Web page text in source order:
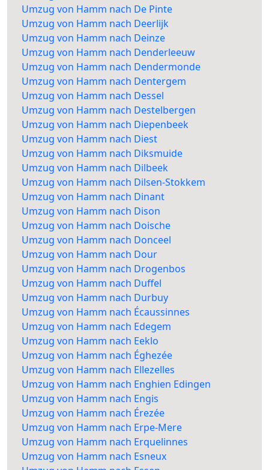
Umzug von Hamm nach De Pinte
Umzug von Hamm nach Deerlijk
Umzug von Hamm nach Deinze
Umzug von Hamm nach Denderleeuw
Umzug von Hamm nach Dendermonde
Umzug von Hamm nach Dentergem
Umzug von Hamm nach Dessel
Umzug von Hamm nach Destelbergen
Umzug von Hamm nach Diepenbeek
Umzug von Hamm nach Diest
Umzug von Hamm nach Diksmuide
Umzug von Hamm nach Dilbeek
Umzug von Hamm nach Dilsen-Stokkem
Umzug von Hamm nach Dinant
Umzug von Hamm nach Dison
Umzug von Hamm nach Doische
Umzug von Hamm nach Donceel
Umzug von Hamm nach Dour
Umzug von Hamm nach Drogenbos
Umzug von Hamm nach Duffel
Umzug von Hamm nach Durbuy
Umzug von Hamm nach Écaussinnes
Umzug von Hamm nach Edegem
Umzug von Hamm nach Eeklo
Umzug von Hamm nach Éghezée
Umzug von Hamm nach Ellezelles
Umzug von Hamm nach Enghien Edingen
Umzug von Hamm nach Engis
Umzug von Hamm nach Érezée
Umzug von Hamm nach Erpe-Mere
Umzug von Hamm nach Erquelinnes
Umzug von Hamm nach Esneux